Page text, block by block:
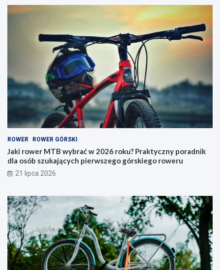
e
b
a
2
2
6
r
o
k
?
P
r
a
k
t
y
c
k
r
–
k
t
y
p
w
y
r
a
ć
i
n
a
c
o
ROWER ROWER GÓRSKI
Jaki rower MTB wybrać w 2026 roku? Praktyczny poradnik
dla osób szukających pierwszego górskiego roweru
21 lipca 2026